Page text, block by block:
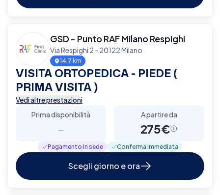
GSD - Punto RAF Milano Respighi
Via Respighi 2 - 20122 Milano
14.7 km
VISITA ORTOPEDICA - PIEDE (
PRIMA VISITA )
Vedi altre prestazioni
Prima disponibilità
-
A partire da
275€
Pagamento in sede Conferma immediata
Scegli giorno e ora